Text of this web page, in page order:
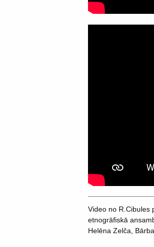
Video no R.Cibules
etnogrāfiskā
Helēna Zelča,